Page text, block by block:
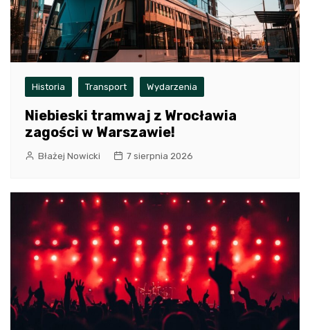
Historia Transport Wydarzenia
Niebieski tramwaj z Wrocławia
zagości w Warszawie!
Błażej Nowicki 7 sierpnia 2026